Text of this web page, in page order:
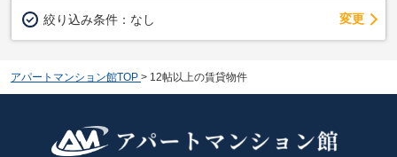
絞り込み条件： なし 変更
アパートマンション館TOP > 12帖以上の賃貸物件